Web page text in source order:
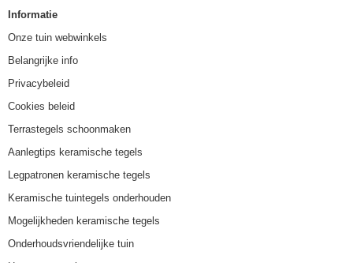
Informatie
Onze tuin webwinkels
Belangrijke info
Privacybeleid
Cookies beleid
Terrastegels schoonmaken
Aanlegtips keramische tegels
Legpatronen keramische tegels
Keramische tuintegels onderhouden
Mogelijkheden keramische tegels
Onderhoudsvriendelijke tuin